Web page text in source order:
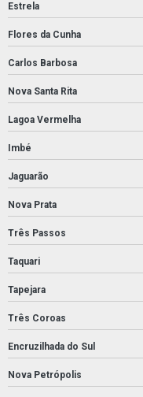
Estrela
Flores da Cunha
Carlos Barbosa
Nova Santa Rita
Lagoa Vermelha
Imbé
Jaguarão
Nova Prata
Três Passos
Taquari
Tapejara
Três Coroas
Encruzilhada do Sul
Nova Petrópolis